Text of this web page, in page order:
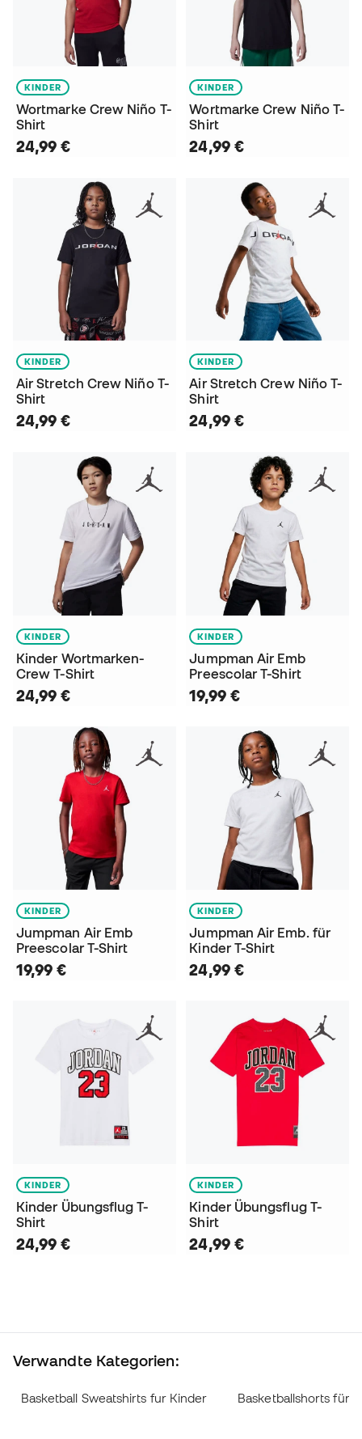
KINDER
Wortmarke Crew Niño T-
Shirt
24,99 €
KINDER
Wortmarke Crew Niño T-
Shirt
24,99 €
KINDER
Air Stretch Crew Niño T-
Shirt
24,99 €
KINDER
Air Stretch Crew Niño T-
Shirt
24,99 €
KINDER
Kinder Wortmarken-
Crew T-Shirt
24,99 €
KINDER
Jumpman Air Emb
Preescolar T-Shirt
19,99 €
KINDER
Jumpman Air Emb
Preescolar T-Shirt
19,99 €
KINDER
Jumpman Air Emb. für
Kinder T-Shirt
24,99 €
KINDER
Kinder Übungsflug T-
Shirt
24,99 €
KINDER
Kinder Übungsflug T-
Shirt
24,99 €
Verwandte Kategorien:
Basketball Sweatshirts fur Kinder Basketballshorts für